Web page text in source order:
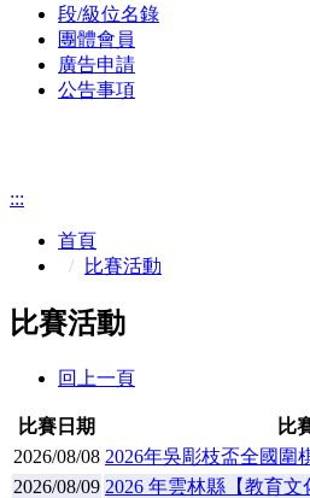
段/級位名錄
團體會員
廣告申請
公告事項
:::
首頁
比賽活動
比賽活動
回上一頁
比賽日期
比
2026/08/08 2026年吳彫枝盃全國圍
2026/08/09 2026 年雲林縣【教育